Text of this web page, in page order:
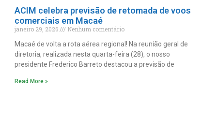
ACIM celebra previsão de retomada de voos
comerciais em Macaé
janeiro 29, 2026
Nenhum comentário
Macaé de volta a rota aérea regional! Na reunião geral de
diretoria, realizada nesta quarta-feira (28), o nosso
presidente Frederico Barreto destacou a previsão de
Read More »